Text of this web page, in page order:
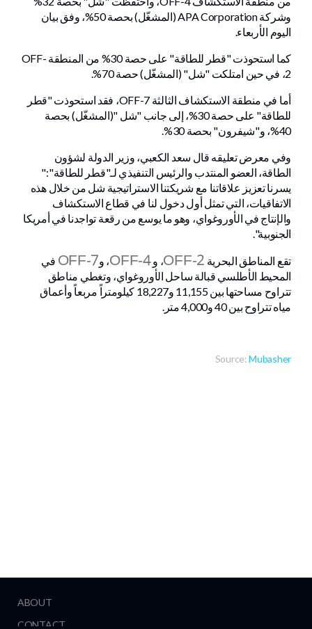
وشركة APA Corporation (المشغّل) بحصة 50%، وفق بيان
اليوم الأربعاء.
كما استحوذت "قطر للطاقة" على حصة 30% من المنطقة OFF-
2، في حين امتلكت "شل" (المشغّل) حصة 70%.
أما في منطقة الاستكشاف الثالثة OFF-7، فقد استحوذت "قطر
للطاقة" على حصة 30%، إلى جانب "شل "(المشغّل) بحصة
40%، و"شيفرون" بحصة 30%.
وفي معرض تعليقه قال سعد الكعبي، وزير الدولة لشؤون
الطاقة، العضو المنتدب والرئيس التنفيذي لـ"قطر للطاقة":"
يسرنا تعزيز علاقاتنا مع شريكتنا الاستراتيجية شل من خلال هذه
الاتفاقيات، التي تمثل أول دخول لنا في قطاع الاستكشاف
والإنتاج في الأوروغواي، وهو ما يوسع من رقعة تواجدنا في أمريكا
الجنوبية".
تقع المناطق البحرية OFF-2، وOFF-4، وOFF-7 في
المحيط الأطلسي قبالة ساحل الأوروغواي، وتغطي مناطق
تتراوح مساحتها بين 11,155 و18,227 كيلومتراً مربعاً وأعماق
مياه تتراوح بين 40 و4,000 متر.
Source:Mubasher
ABOUT
CONTACT